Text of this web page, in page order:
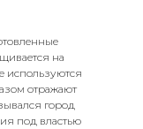
на
используются
отражают
город
под властью